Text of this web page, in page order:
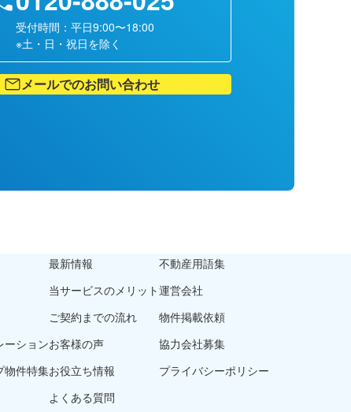
受付時間：平日9:00〜18:00
※土・日・祝日を除く
メールでのお問い合わせ
ーション
物件特集
最新情報
当サービスのメリット
ご契約までの流れ
お客様の声
お役立ち情報
よくある質問
不動産用語集
運営会社
物件掲載依頼
協力会社募集
プライバシーポリシー